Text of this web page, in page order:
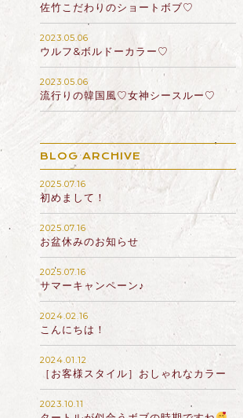
佐竹こだわりのショートボブ♡
2023.05.06
ウルフ&ボルドーカラー♡
2023.05.06
流行りの韓国風♡女神シースルー♡
BLOG ARCHIVE
2025.07.16
初めまして！
2025.07.16
お盆休みのお知らせ
2025.07.16
サマーキャンペーン♪
2024.02.16
こんにちは！
2024.01.12
［お客様スタイル］おしゃれなカラー
2023.10.11